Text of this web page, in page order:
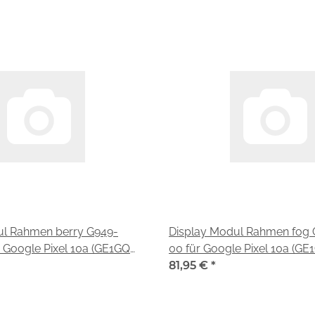
Rahmen berry G949-
Pixel 10a (GE1GQ
Display Modul Rahmen fog
00 für Google Pixel 10a
G4H7L)
81,95 € *